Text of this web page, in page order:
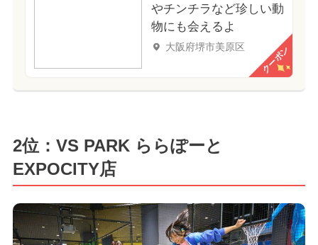
やチンチラなど珍しい動
物にも会えるよ
大阪府堺市美原区 クーポン
2位：VS PARK ららぽーと
EXPOCITY店